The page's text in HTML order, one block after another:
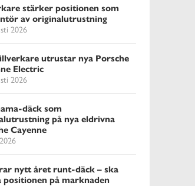
stärker positionen som
av originalutrustning
2026
utrustar nya Porsche
Electric
2026
däck som
på nya eldrivna
Cayenne
nytt året runt-däck – ska
positionen på marknaden